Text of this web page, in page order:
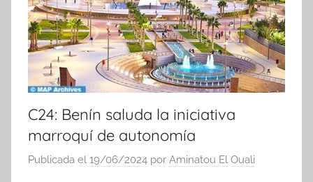
a
s
C24: Benín saluda la iniciativa
marroquí de autonomía
Publicada el 19/06/2024 por Aminatou El Ouali